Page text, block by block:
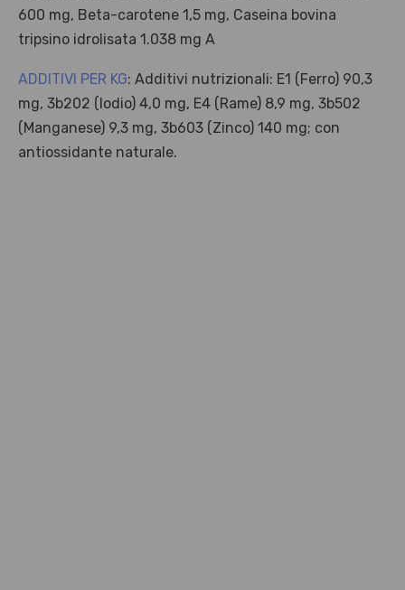
600 mg, Beta-carotene 1,5 mg, Caseina bovina
tripsino idrolisata 1.038 mg A
ADDITIVI PER KG: Additivi nutrizionali: E1 (Ferro) 90,3
mg, 3b202 (Iodio) 4,0 mg, E4 (Rame) 8,9 mg, 3b502
(Manganese) 9,3 mg, 3b603 (Zinco) 140 mg; con
antiossidante naturale.